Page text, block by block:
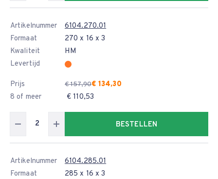
Artikelnummer
6104.270.01
Formaat
270 x 16 x 3
Kwaliteit
HM
Levertijd
Prijs € 157,90€ 134,30
8 of meer
€ 110,53
BESTELLEN
Artikelnummer
6104.285.01
Formaat
285 x 16 x 3